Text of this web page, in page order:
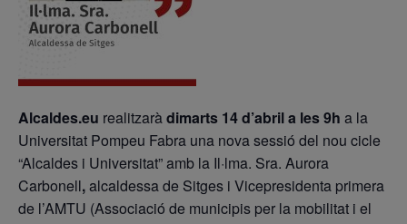
Alcaldes.eu realitzaràdimarts 14 d’abril a les 9h a la
Universitat Pompeu Fabra una nova sessió del nou cicle
“Alcaldes i Universitat” amb la Il·lma. Sra. Aurora
Carbonell,alcaldessa de Sitges i Vicepresidenta primera
de l’AMTU (Associació de municipis per la mobilitat i el